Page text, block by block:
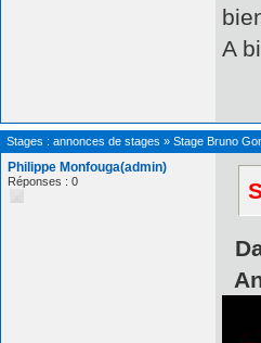
A
Stages : annonces de stages » Stage Bruno
Philippe Monfouga(admin)
Réponses : 0